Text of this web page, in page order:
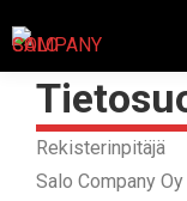
Rekisterinpitäjä
Salo Company Oy